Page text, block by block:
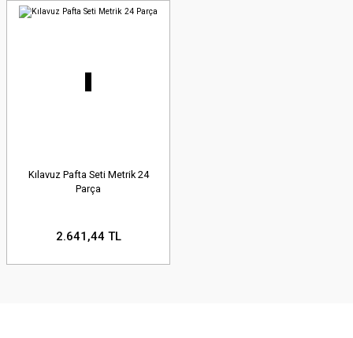
Kılavuz Pafta Seti Metrik 24
Parça
2.641,44 TL